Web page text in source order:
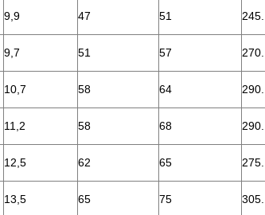
9,9 47 51
9,7 51 57
10,7 58 64
11,2 58 68
12,5 62 65
13,5 65 75